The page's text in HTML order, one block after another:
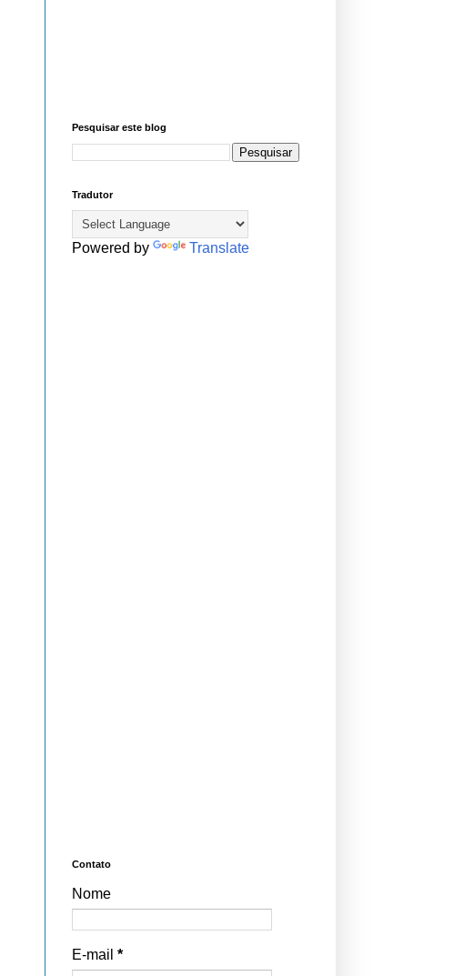
Pesquisar este blog
Tradutor
Powered by Translate
Contato
Nome
E-mail *